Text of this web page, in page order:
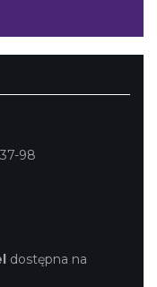
98
dostępna na